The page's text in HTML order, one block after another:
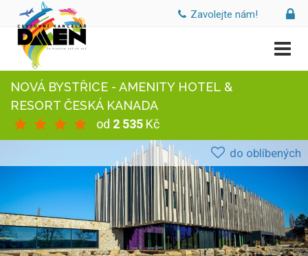
Zavolejte nám!
NOVÁ BYSTŘICE - AMENITY HOTEL &
RESORT ČESKÁ KANADA
od 2 535 Kč
do oblíbených